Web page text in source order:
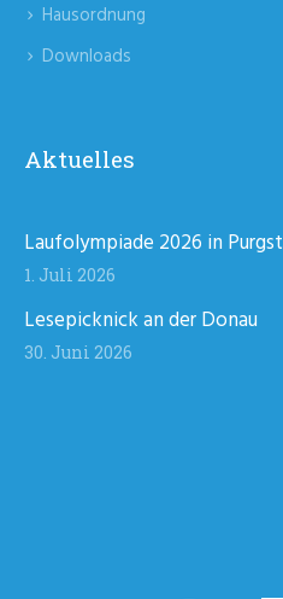
Hausordnung
Downloads
Aktuelles
Laufolympiade 2026 in
1. Juli 2026
Lesepicknick an der Donau
30. Juni 2026